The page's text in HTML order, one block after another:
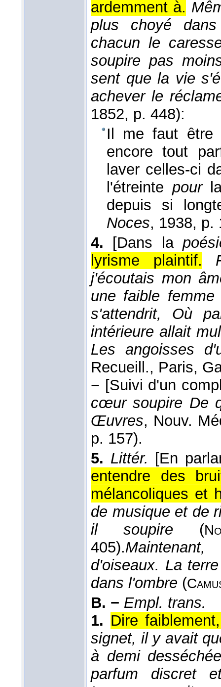
ardemment à.
plus choyé
chacun le
soupire pas
sent que la vie
achever le
1852, p. 448):
Il me faut être
encore tout
laver celles-ci
l'étreinte pour
depuis si
Noces, 1938, p.
4.
[Dans la
lyrisme plaintif.
j'écoutais mon
une faible
s'attendrit, Où
intérieure allait
Les angoisses
Recueill., Paris,
− [Suivi d'un
cœur soupire De
Œuvres, Nouv.
p. 157).
5. Littér. [En
entendre des
mélancoliques et
de musique et de
il soupire (
405).
d'oiseaux. La
dans l'ombre (
B. − Empl. trans.
1. Dire
signet, il y avait
à demi
parfum discret